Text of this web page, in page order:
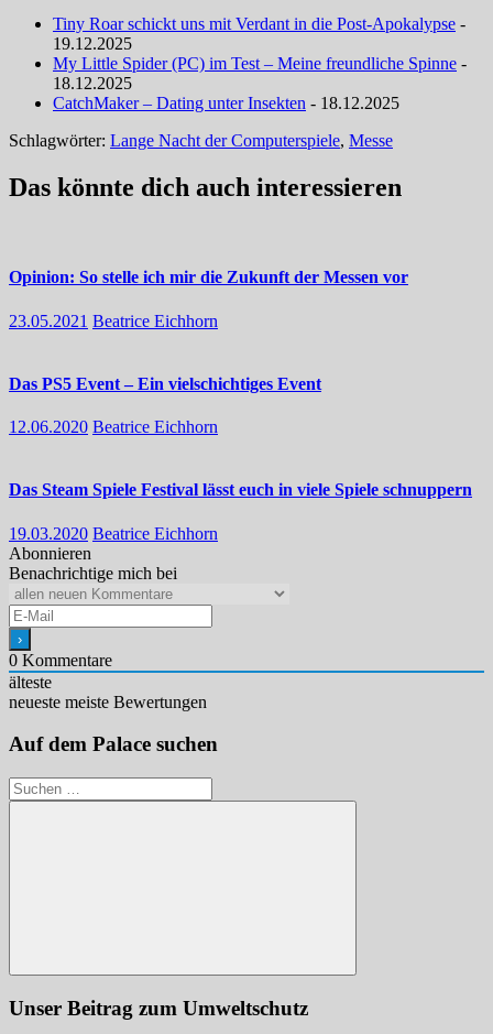
Tiny Roar schickt uns mit Verdant in die Post-Apokalypse -
19.12.2025
My Little Spider (PC) im Test – Meine freundliche Spinne -
18.12.2025
CatchMaker – Dating unter Insekten - 18.12.2025
Schlagwörter: Lange Nacht der Computerspiele, Messe
Das könnte dich auch interessieren
Opinion: So stelle ich mir die Zukunft der Messen vor
23.05.2021 Beatrice Eichhorn
Das PS5 Event – Ein vielschichtiges Event
12.06.2020 Beatrice Eichhorn
Das Steam Spiele Festival lässt euch in viele Spiele schnuppern
19.03.2020 Beatrice Eichhorn
Abonnieren
Benachrichtige mich bei
0 Kommentare
älteste
neueste meiste Bewertungen
Auf dem Palace suchen
Suchen
nach:
Suchen
Unser Beitrag zum Umweltschutz